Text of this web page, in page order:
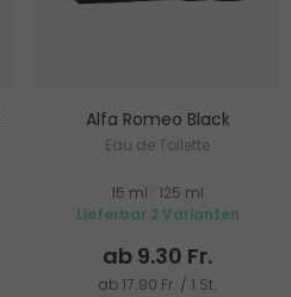
Alfa Romeo Black
Eau de Toilette
15 ml
125 ml
Lieferbar 2 Varianten
ab 9.30 Fr.
ab 17.90 Fr. / 1 St.